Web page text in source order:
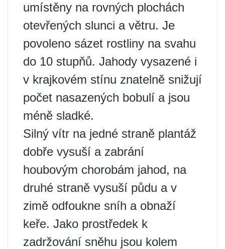
umístěny na rovných plochách
otevřených slunci a větru. Je
povoleno sázet rostliny na svahu
do 10 stupňů. Jahody vysazené i
v krajkovém stínu znatelně snižují
počet nasazených bobulí a jsou
méně sladké.
Silný vítr na jedné straně plantáž
dobře vysuší a zabrání
houbovým chorobám jahod, na
druhé straně vysuší půdu a v
zimě odfoukne sníh a obnaží
keře. Jako prostředek k
zadržování sněhu jsou kolem